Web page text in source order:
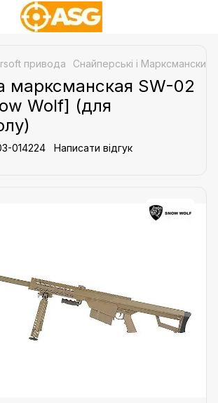
привода Снайперські і Марксманские
марксманская SW-02
Wolf] (для
014224 Написати відгук